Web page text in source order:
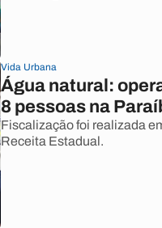
Vida Urbana
Água natural:
8 pessoas na
Fiscalização foi realizada
Receita Estadual.